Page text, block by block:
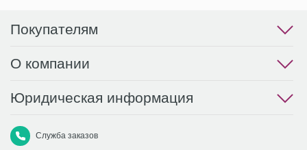
Покупателям
О компании
Юридическая информация
Служба заказов